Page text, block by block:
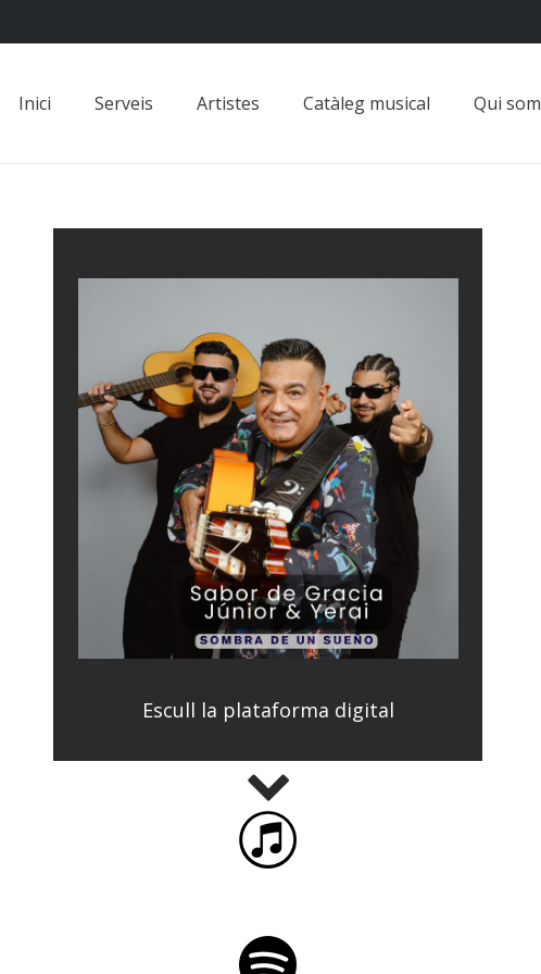
Inici Serveis Artistes Catàleg musical Qui som
Escull la plataforma digital